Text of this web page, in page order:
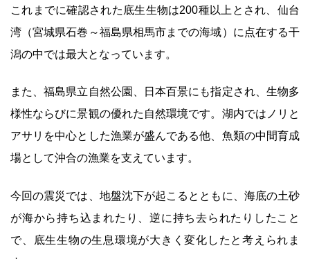
これまでに確認された底生生物は200種以上とされ、仙台
湾（宮城県石巻～福島県相馬市までの海域）に点在する干
潟の中では最大となっています。
また、福島県立自然公園、日本百景にも指定され、生物多
様性ならびに景観の優れた自然環境です。湖内ではノリと
アサリを中心とした漁業が盛んである他、魚類の中間育成
場として沖合の漁業を支えています。
今回の震災では、地盤沈下が起こるとともに、海底の土砂
が海から持ち込まれたり、逆に持ち去られたりしたこと
で、底生生物の生息環境が大きく変化したと考えられま